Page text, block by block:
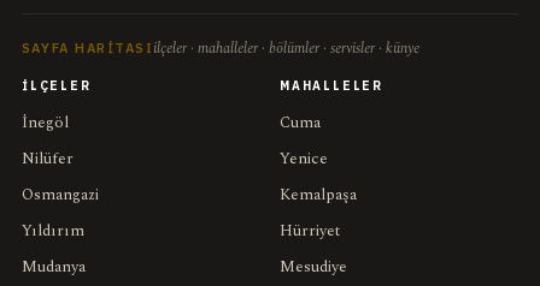
SAYFA HARITASI ilçeler · mahalleler · bölümler · servisler · künye
İLÇELER
İnegöl
Nilüfer
Osmangazi
Yıldırım
Mudanya
MAHALLELER
Cuma
Yenice
Kemalpaşa
Hürriyet
Mesudiye